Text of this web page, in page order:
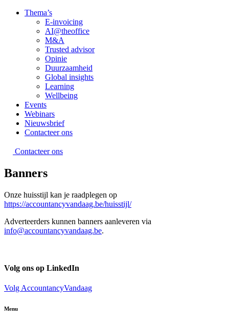
Thema’s
E-invoicing
AI@theoffice
M&A
Trusted advisor
Opinie
Duurzaamheid
Global insights
Learning
Wellbeing
Events
Webinars
Nieuwsbrief
Contacteer ons
Contacteer ons
Banners
Onze huisstijl kan je raadplegen op
https://accountancyvandaag.be/huisstijl/
Adverteerders kunnen banners aanleveren via
info@accountancyvandaag.be.
Volg ons op LinkedIn
Volg AccountancyVandaag
Menu